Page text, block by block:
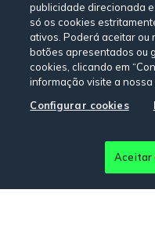
Consulte a nossa Política
Termos e Condições
© Copyright 2026 -
publicidade direcionada
só os cookies
ativos. Poderá aceitar ou
botões apresentados ou
cookies, clicando em
informação visite a nossa
Configurar cookies
Aceitar